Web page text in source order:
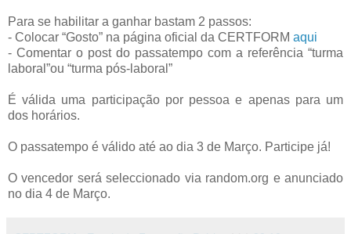
Para se habilitar a ganhar bastam 2 passos:
- Colocar “Gosto” na página oficial da CERTFORM aqui
- Comentar o post do passatempo com a referência “turma
laboral”ou “turma pós-laboral”
É válida uma participação por pessoa e apenas para um
dos horários.
O passatempo é válido até ao dia 3 de Março. Participe já!
O vencedor será seleccionado via random.org e anunciado
no dia 4 de Março.